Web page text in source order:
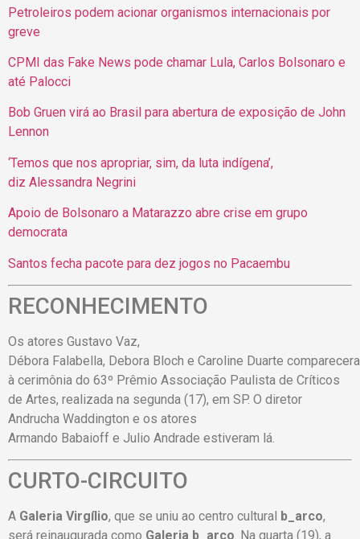
Petroleiros podem acionar organismos internacionais por
greve
CPMI das Fake News pode chamar Lula, Carlos Bolsonaro e
até Palocci
Bob Gruen virá ao Brasil para abertura de exposição de John
Lennon
‘Temos que nos apropriar, sim, da luta indígena’,
diz Alessandra Negrini
Apoio de Bolsonaro a Matarazzo abre crise em grupo
democrata
Santos fecha pacote para dez jogos no Pacaembu
RECONHECIMENTO
Os atores Gustavo Vaz,
Débora Falabella, Debora Bloch e Caroline Duarte
à cerimônia do 63º Prêmio Associação Paulista de Críticos
de Artes, realizada na segunda (17), em SP. O diretor
Andrucha Waddington e os atores
Armando Babaioff e Julio Andrade estiveram lá.
CURTO-CIRCUITO
A Galeria Virgílio, que se uniu ao centro cultural b_arco,
será reinaugurada como Galeria b_arco . Na quarta (19), a